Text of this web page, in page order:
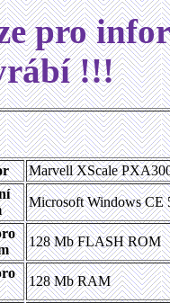
pro
!!!
Marvell XScale
Microsoft Windows CE
128 Mb FLASH ROM
128 Mb RAM